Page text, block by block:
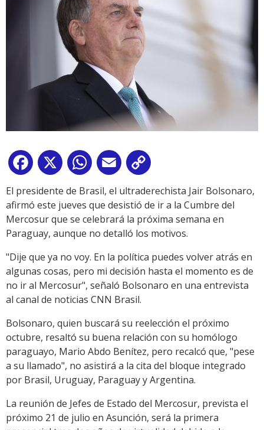
Facebook
X WhatsApp
Email
Link
El presidente de Brasil, el ultraderechista Jair Bolsonaro,
afirmó este jueves que desistió de ir a la Cumbre del
Mercosur que se celebrará la próxima semana en
Paraguay, aunque no detalló los motivos.
"Dije que ya no voy. En la política puedes volver atrás en
algunas cosas, pero mi decisión hasta el momento es de
no ir al Mercosur", señaló Bolsonaro en una entrevista
al canal de noticias CNN Brasil.
Bolsonaro, quien buscará su reelección el próximo
octubre, resaltó su buena relación con su homólogo
paraguayo, Mario Abdo Benítez, pero recalcó que, "pese
a su llamado", no asistirá a la cita del bloque integrado
por Brasil, Uruguay, Paraguay y Argentina.
La reunión de Jefes de Estado del Mercosur, prevista el
próximo 21 de julio en Asunción, será la primera